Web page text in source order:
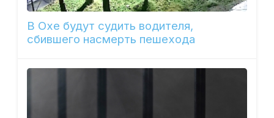
В Охе будут судить водителя,
сбившего насмерть пешехода